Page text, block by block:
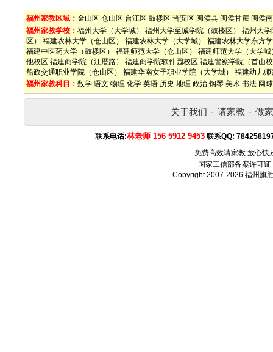
福州家教区域： 金山区 仓山区 台江区 鼓楼区 晋安区 闽侯县 闽侯甘蔗 闽侯
福州家教学校： 福州大学（大学城） 福州大学至诚学院（鼓楼区）
福州大学
区）
福建农林大学（仓山区） 福建农林大学（大学城）
福建农林大学东方
福建中医药大学（鼓楼区）
福建师范大学（仓山区）
福建师范大学（大学城
他校区 福建商学院（江厝路） 福建商学院软件园校区 福建警察学院（首山
船政交通职业学院（仓山区）
福建华南女子职业学院（大学城）
福建幼儿
福州家教科目： 数学 语文 物理 化学 英语 历史 地理 政治 钢琴 美术 书法 网球
关于我们 - 请家教 - 做
联系电话:林老师 156 5912 9453 联系QQ:
免费高效请家教 放心快
国家工信部备案许可证
Copyright 2007-2026 福州旗